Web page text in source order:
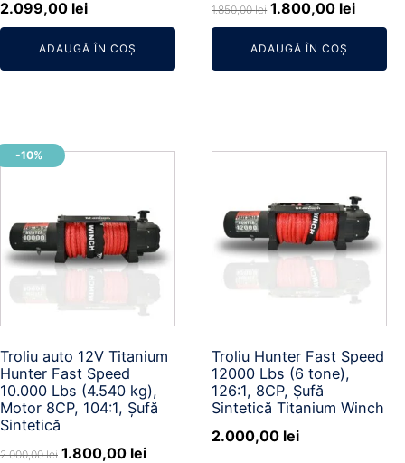
2.099,00 lei
ADAUGĂ ÎN COȘ
1.850,00lei Prețul
inițial
a
fost:
1.800,00 leiPrețul
curent
ADAUGĂ ÎN COȘ
-10%
Troliu auto 12V Titanium
Hunter Fast Speed
10.000 Lbs (4.540 kg),
Motor 8CP, 104:1, Șufă
Sintetică
2.000,00lei Prețul
1.800,00 leiPrețul
Troliu Hunter Fast Speed
12000 Lbs (6 tone),
126:1, 8CP, Șufă
Sintetică Titanium Winch
2.000,00 lei